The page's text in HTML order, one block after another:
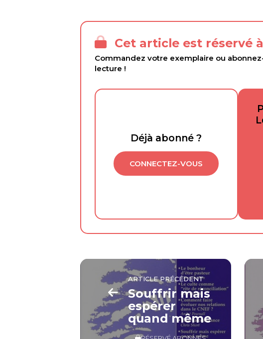
Cet article est réservé
Commandez votre exemplaire ou
lecture !
Déjà abonné ?
CONNECTEZ-VOUS
ARTICLE PRÉCÉDENT
Souffrir mais
espérer
quand même